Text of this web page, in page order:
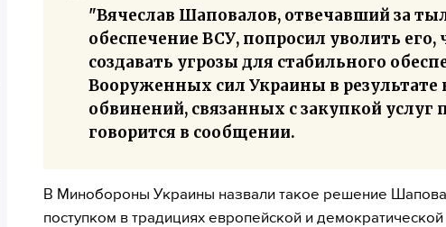
"Вячеслав Шаповалов, отвечавший за
обеспечение ВСУ, попросил уволить его,
создавать угрозы для стабильного
Вооруженных сил Украины в
обвинений, связанных с закупкой услуг
говорится в сообщении.
В Минобороны Украины назвали такое решение
поступком в традициях европейской и